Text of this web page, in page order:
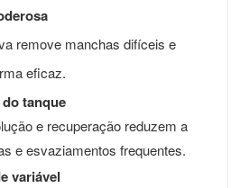
remove manchas difíceis e
eficaz.
tanque
e recuperação reduzem a
e esvaziamentos frequentes.
variável